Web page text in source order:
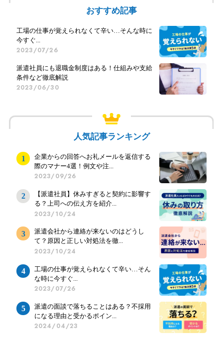
おすすめ記事
工場の仕事が覚えられなくて辛い…そんな時に
今すぐ...
2023/07/26
派遣社員にも退職金制度はある！仕組みや支給
条件など徹底解説
2023/06/30
人気記事ランキング
企業からの回答へお礼メールを返信する
際のマナー4選！例文や注...
2023/09/26
【派遣社員】休みすぎると契約に影響す
る？上司への伝え方を紹介...
2023/10/24
派遣会社から連絡が来ないのはどうし
て？原因と正しい対処法を徹...
2023/10/24
工場の仕事が覚えられなくて辛い…そん
な時に今すぐ...
2023/07/26
派遣の面談で落ちることはある？不採用
になる理由と受かるポイン...
2024/04/23